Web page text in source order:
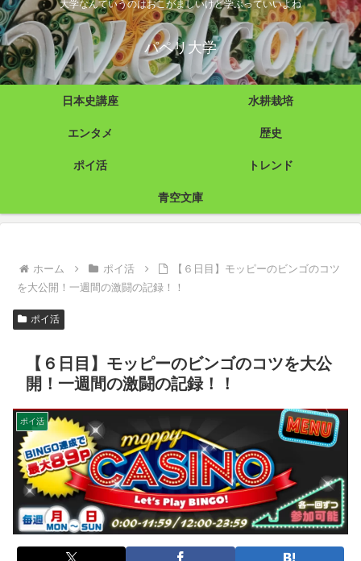
大学なんていうのはおこがましいけど学ぶっていいよね
パペリ大学
日本史講座 水耕栽培
エンタメ 歴史
ポイ活 トレンド
青空文庫
ホーム ポイ活
【６日目】モッピーのビンゴのコツ
を大公開！一週間の激闘の記録！！
ポイ活
【６日目】モッピーのビンゴのコツを大公
開！一週間の激闘の記録！！
ポイ活